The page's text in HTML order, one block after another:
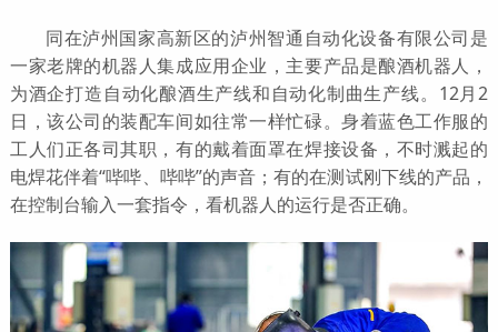
同在泸州国家高新区的泸州智通自动化设备有限公司是
一家老牌的机器人集成应用企业，主要产品是酿酒机器人，
为酒企打造自动化酿酒生产线和自动化制曲生产线。12月2
日，该公司的装配车间如往常一样忙碌。身着蓝色工作服的
工人们正各司其职，有的戴着面罩在焊接设备，不时溅起的
电焊花伴着“哔哔、哔哔”的声音；有的在测试刚下线的产品，
在控制台输入一套指令，看机器人的运行是否正确。